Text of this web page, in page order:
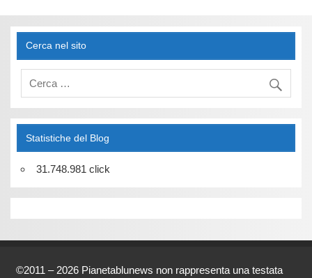
Cerca nel sito
Statistiche del Blog
31.748.981 click
©2011 – 2026 Pianetablunews non rappresenta una testata